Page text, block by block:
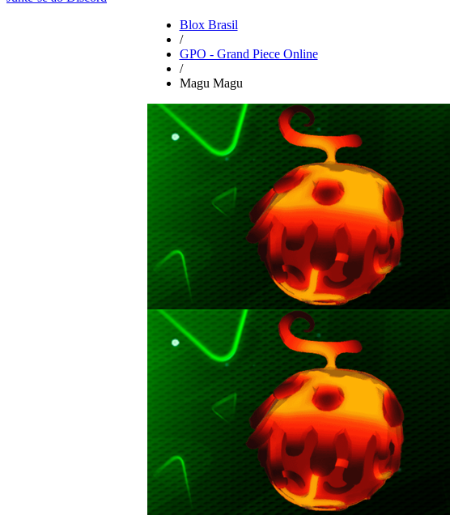
Blox Brasil
/
GPO - Grand Piece Online
/
Magu Magu